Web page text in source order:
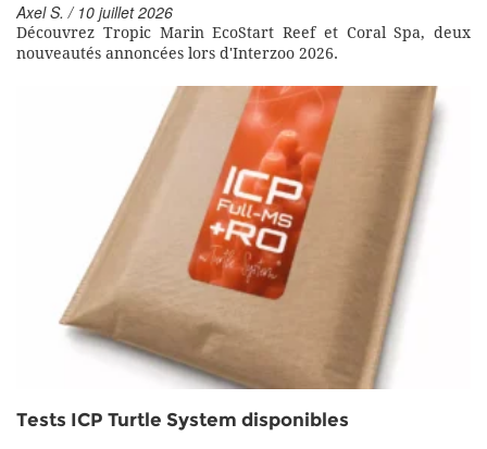
Axel S. / 10 juillet 2026
Découvrez Tropic Marin EcoStart Reef et Coral Spa, deux
nouveautés annoncées lors d'Interzoo 2026.
Tests ICP Turtle System disponibles